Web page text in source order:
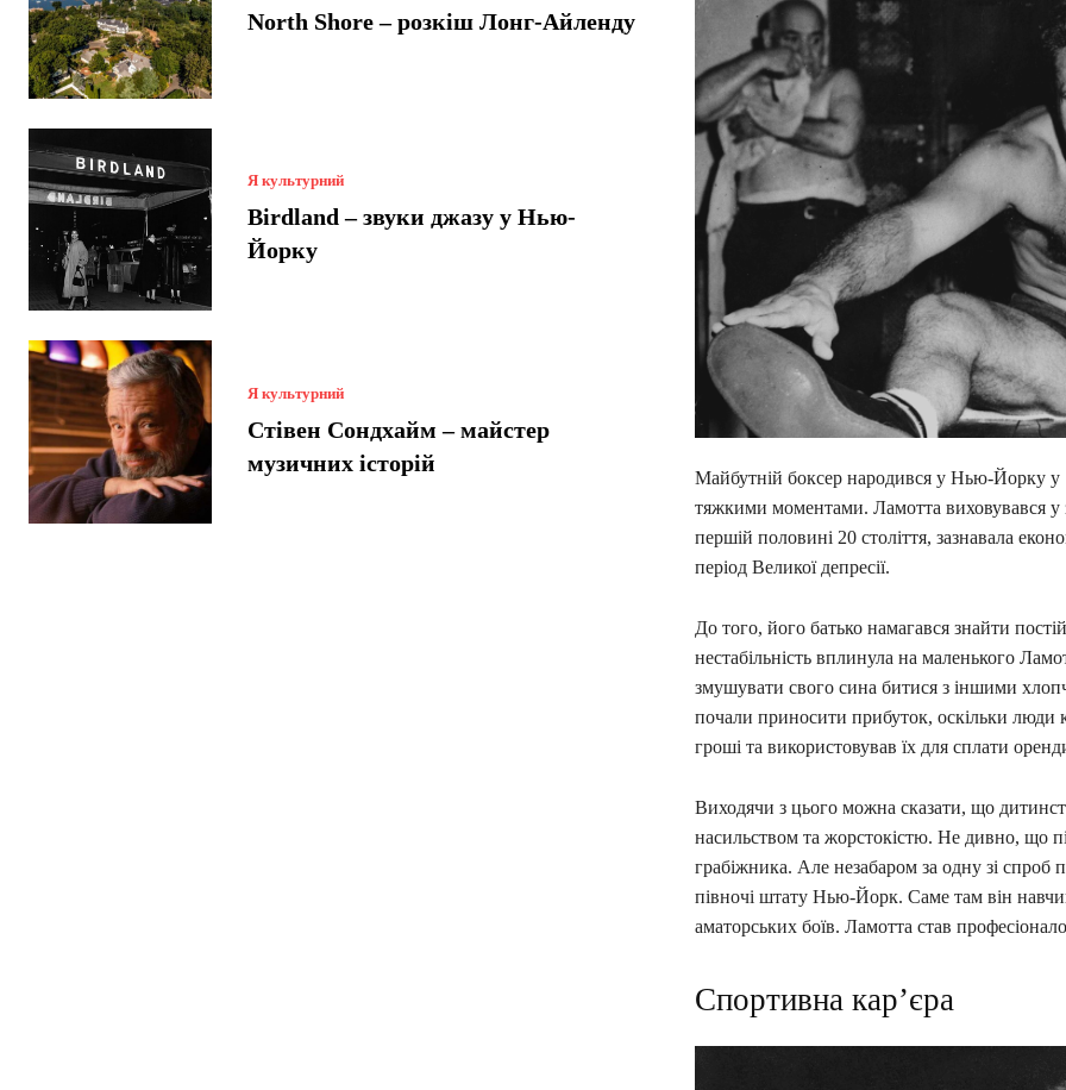
North Shore – розкіш Лонг-Айленду
Я культурний
Birdland – звуки джазу у Нью-
Йорку
Я культурний
Стівен Сондхайм – майстер
музичних історій
Майбутній боксер народився у Нью-Йорку у
тяжкими моментами. Ламотта виховувався у
першій половині 20 століття, зазнавала
період Великої депресії.
До того, його батько намагався знайти
нестабільність вплинула на маленького
змушувати свого сина битися з іншими
почали приносити прибуток, оскільки люди
гроші та використовував їх для сплати
Виходячи з цього можна сказати, що
насильством та жорстокістю. Не дивно, що
грабіжника. Але незабаром за одну зі спроб
півночі штату Нью-Йорк. Саме там він
аматорських боїв. Ламотта став
Спортивна кар’єра